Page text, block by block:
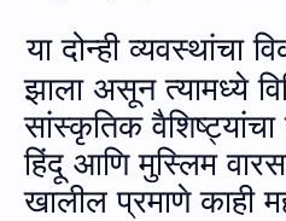
या दोन्ही व्यवस्थांचा
झाला असून त्यामध्ये
सांस्कृतिक
हिंदू आणि मुस्लिम
खालील प्रमाणे काही